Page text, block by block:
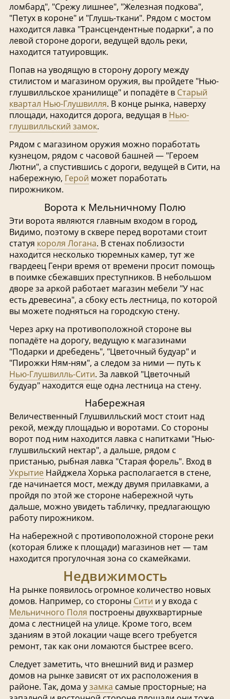
ломбард", "Срежу лишнее", "Железная подкова",
"Петух в короне" и "Глушь-ткани". Рядом с мостом
находится лавка "Трансцендентные подарки", а по
левой стороне дороги, ведущей вдоль реки,
находится татуировщик.
Попав на уводящую в сторону дорогу между
стилистом и магазином оружия, вы пройдете "Нью-
глушвилльское хранилище" и попадёте в Старый
квартал Нью-Глушвилля. В конце рынка, наверху
площади, находится дорога, ведущая в Нью-
глушвилльский замок.
Рядом с магазином оружия можно поработать
кузнецом, рядом с часовой башней — "Героем
Лютни", а спустившись с дороги, ведущей в Сити, на
набережную, Герой может поработать
пирожником.
Ворота к Мельничному Полю
Эти ворота являются главным входом в город,
Видимо, поэтому в сквере перед воротами стоит
статуя короля Логана. В стенах поблизости
находится несколько тюремных камер, тут же
гвардеец Генри время от времени просит помощь
в поимке сбежавших преступников. В небольшом
дворе за аркой работает магазин мебели "У нас
есть древесина", а сбоку есть лестница, по которой
вы можете подняться на городскую стену.
Через арку на противоположной стороне вы
попадёте на дорогу, ведущую к магазинами
"Подарки и дребедень", "Цветочный будуар" и
"Пирожки Ням-ням", а следом за ними — путь к
Нью-Глушвилль-Сити. За лавкой "Цветочный
будуар" находится еще одна лестница на стену.
Набережная
Величественный Глушвилльский мост стоит над
рекой, между площадью и воротами. Со стороны
ворот под ним находится лавка с напитками "Нью-
глушвильский нектар", а дальше, рядом с
пристанью, рыбная лавка "Старая форель". Вход в
УкрытиеНайджела Хорька располагается в стене,
где начинается мост, между двумя прилавками, а
пройдя по этой же стороне набережной чуть
дальше, можно увидеть табличку, предлагающую
работу пирожником.
На набережной с противоположной стороне реки
(которая ближе к площади) магазинов нет — там
находится прогулочная зона со скамейками.
Недвижимость
На рынке появилось огромное количество новых
домов. Например, со стороны Сити и у входа с
Мельничного Поля построены двухквартирные
дома с лестницей на улице. Кроме того, всем
зданиям в этой локации чаще всего требуется
ремонт, так как они ломаются быстрее всего.
Следует заметить, что внешний вид и размер
домов на рынке зависят от их расположения в
районе. Так, дома узамка самые просторные; на